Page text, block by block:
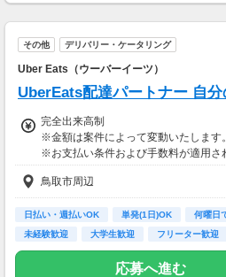
本業や家庭と両立しながら副業として
ています。
その他 デリバリー・ケータリング
Uber Eats（ウーバーイーツ）
UberEats配達パートナー 自分
完全出来高制
※金額は案件によって変動いたします。
※お支払い条件および手数料が適用さ
鳥取市周辺
日払い・週払いOK 単発(1日)OK 何曜日
未経験歓迎
大学生歓迎 フリーター歓迎
応募へ進む